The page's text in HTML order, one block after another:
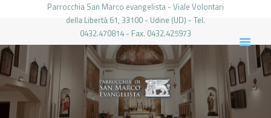
Parrocchia San Marco evangelista - Viale Volontari
della Libertá 61, 33100 - Udine (UD) - Tel.
0432.470814 - Fax. 0432.425973
PARROCCHIA DI SAN MARCO UDINE
HOME
LA PARROCCHIA
IL PARROCO